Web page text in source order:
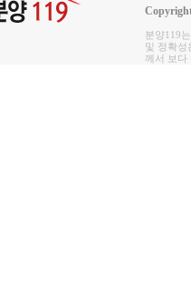
분양119
및 정확성
께서 보다